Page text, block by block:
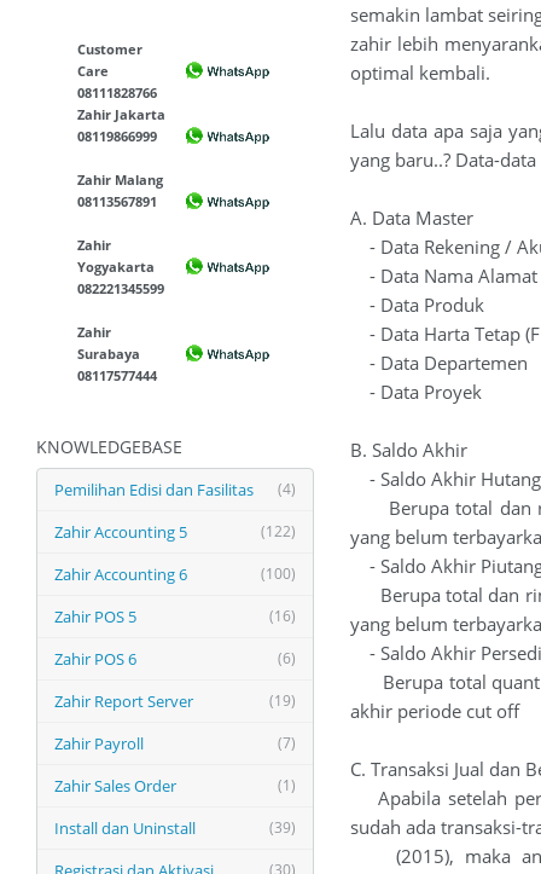
Customer
Care
08111828766
Zahir Jakarta
08119866999
Zahir Malang
08113567891
Zahir
Yogyakarta
082221345599
Zahir
Surabaya
08117577444
KNOWLEDGEBASE
(4)
Pemilihan Edisi dan Fasilitas
(122)
Zahir Accounting 5
(100)
Zahir Accounting 6
(16)
Zahir POS 5
(6)
Zahir POS 6
(19)
Zahir Report Server
(7)
Zahir Payroll
(1)
Zahir Sales Order
(39)
Install dan Uninstall
(30)
semakin lambat
zahir lebih
optimal kembali.
Lalu data apa saja
yang baru..? Data-
A. Data Master
- Data Rekening /
- Data Nama Alamat
- Data Produk
- Data Harta Tetap
- Data Departemen
- Data Proyek
B. Saldo Akhir
- Saldo Akhir
Berupa total dan
yang belum
- Saldo Akhir
Berupa total dan
yang belum
- Saldo Akhir
Berupa total
akhir periode cut off
C. Transaksi Jual dan
Apabila setelah
sudah ada transaksi-
(2015), maka